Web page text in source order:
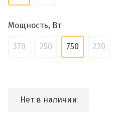
Мощность, Вт
370 250 750 220
Нет в наличии